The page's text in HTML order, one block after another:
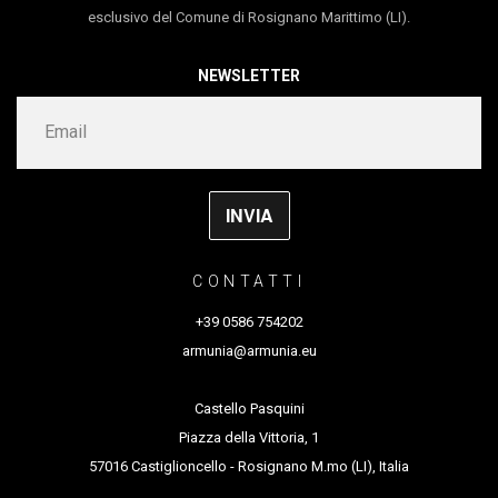
Premio Nazionale della Critica nel 2011
esclusivo del Comune di Rosignano Marittimo (LI).
NEWSLETTER
CONTATTI
+39 0586 754202
armunia@armunia.eu
Castello Pasquini
Piazza della Vittoria, 1
57016 Castiglioncello - Rosignano M.mo (LI), Italia